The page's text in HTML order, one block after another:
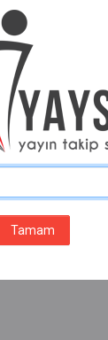
Tamam